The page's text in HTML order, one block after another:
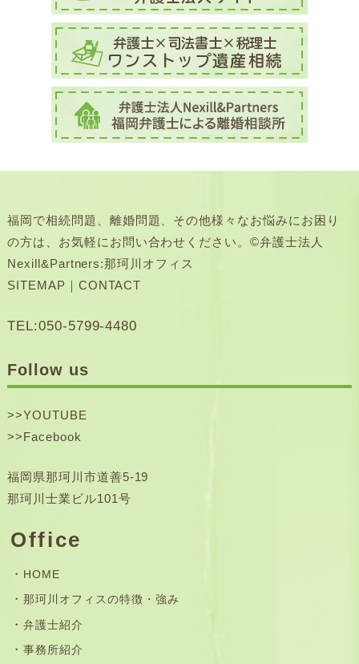
福岡で相続問題、離婚問題、その他様々なお悩みにお困り
の方は、お気軽にお問い合わせください。©弁護士法人
Nexill&Partners:那珂川オフィス
SITEMAP ｜ CONTACT
TEL:050-5799-4480
Follow us
>>YOUTUBE
>>Facebook
福岡県那珂川市道善5-19
那珂川士業ビル101号
Office
HOME
那珂川オフィスの特徴・強み
弁護士紹介
事務所紹介